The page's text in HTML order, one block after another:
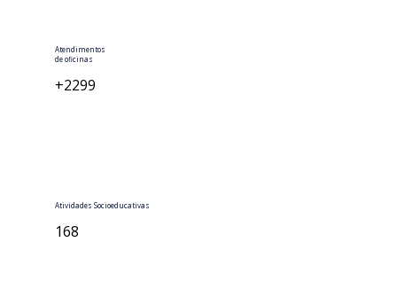
Atendimentos
de oficinas
+2299
Atividades Socioeducativas
168